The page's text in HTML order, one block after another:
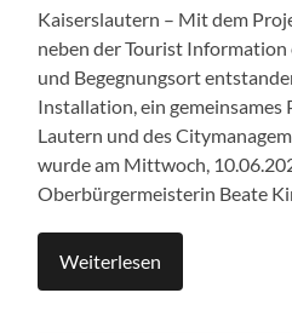
Kaiserslautern – Mit dem
neben der Tourist
und Begegnungsort
Installation, ein gemeinsames
Lautern und des
wurde am Mittwoch,
Oberbürgermeisterin Beate
Weiterlesen